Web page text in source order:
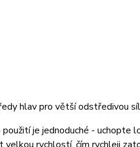
hlav pro větší odstředivou
je jednoduché - uchopte